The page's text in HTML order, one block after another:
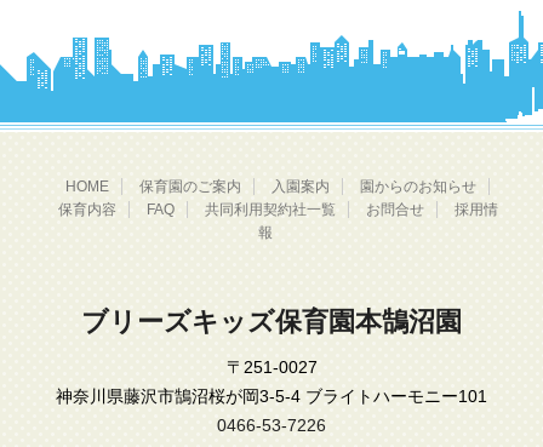
HOME 保育園のご案内 入園案内
園からのお知らせ
保育内容
FAQ 共同利用契約社一覧 お問合せ
採用情
報
ブリーズキッズ保育園本鵠沼園
〒251-0027
神奈川県藤沢市鵠沼桜が岡3-5-4 ブライトハーモニー101
0466-53-7226